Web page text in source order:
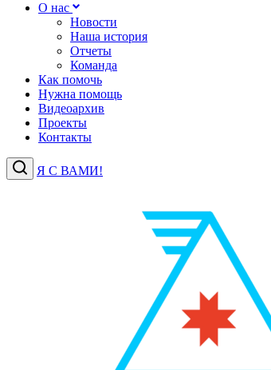
О нас
Новости
Наша история
Отчеты
Команда
Как помочь
Нужна помощь
Видеоархив
Проекты
Контакты
Я С ВАМИ!